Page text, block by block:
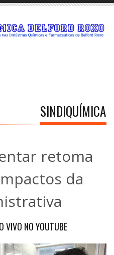
SINDIQUÍMICA
retoma
da
VIVO NO YOUTUBE